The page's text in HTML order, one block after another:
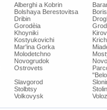
Alberghi a Kobrin
Bolshaya Berestovitsa
Dribin
Gorodèia
Khoyniki
Kostyukovichi
Mar'ina Gorka
Molodetchno
Novogrudok
Ostrovets
Slavgorod
Stolbtsy
Stolin
Volkovysk